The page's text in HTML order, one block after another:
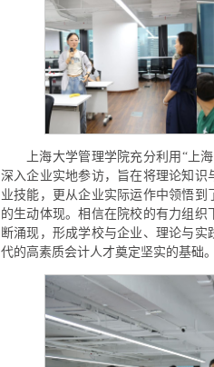
上海大学管理学院充分利用“上
深入企业实地参访，旨在将理论知
业技能，更从企业实际运作中领悟
的生动体现。相信在院校的有力组
断涌现，形成学校与企业、理论与
代的高素质会计人才奠定坚实的基础。